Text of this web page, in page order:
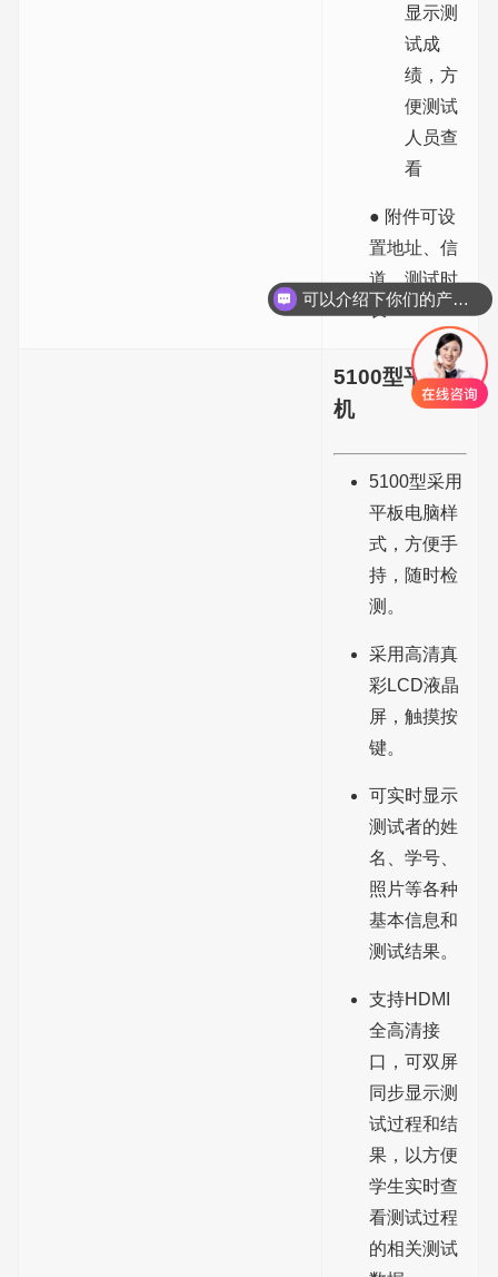
显示测
试成
绩，方
便测试
人员查
看
● 附件可设
置地址、信
道、测试时
长
5100型平板主
机
5100型采用
平板电脑样
式，方便手
持，随时检
测。
采用高清真
彩LCD液晶
屏，触摸按
键。
可实时显示
测试者的姓
名、学号、
照片等各种
基本信息和
测试结果。
支持HDMI
全高清接
口，可双屏
同步显示测
试过程和结
果，以方便
学生实时查
看测试过程
的相关测试
可以介绍下你们的产品么？
你们是怎么收费的呢？